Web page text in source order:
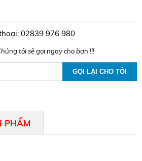
02839 976 980
tôi sẽ gọi ngay cho bạn !!!
PHẨM